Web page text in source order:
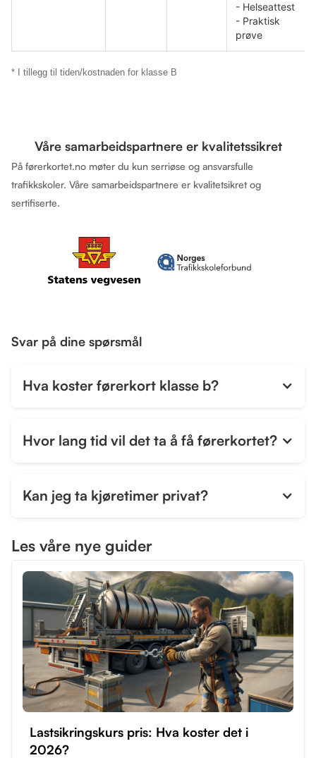
- Helseattest
- Praktisk
prøve
* I tillegg til tiden/kostnaden for klasse B
Våre samarbeidspartnere er kvalitetssikret
På førerkortet.no møter du kun serriøse og ansvarsfulle
trafikkskoler. Våre samarbeidspartnere er kvalitetsikret og
sertifiserte.
Svar på dine spørsmål
Hva koster førerkort klasse b?
Hvor lang tid vil det ta å få førerkortet?
Kan jeg ta kjøretimer privat?
Les våre nye guider
Lastsikringskurs pris: Hva koster det i
2026?